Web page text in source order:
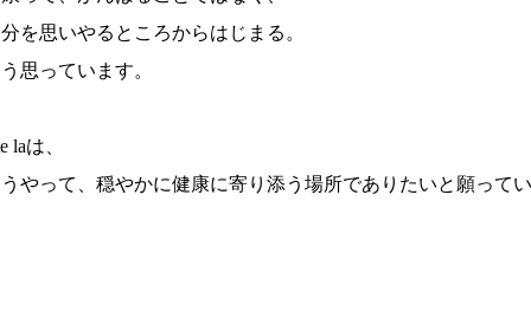
を思いやるところからはじまる。
思っています。
laは、
やって、穏やかに健康に寄り添う場所でありたいと願って